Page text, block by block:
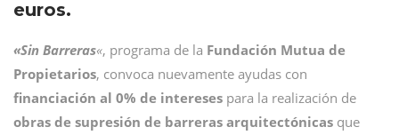
euros.
«Sin Barreras«, programa de la Fundación Mutua de
Propietarios, convoca nuevamente ayudas con
financiación al 0% de intereses para la realización de
obras de supresión de barreras arquitectónicas que